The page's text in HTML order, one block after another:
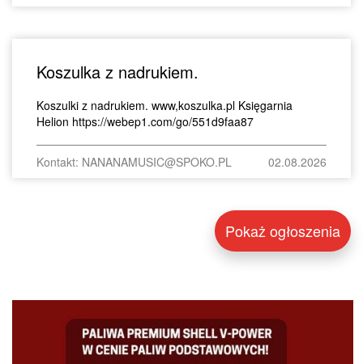
Koszulka z nadrukiem.
Koszulki z nadrukiem. www,koszulka.pl Księgarnia
Helion https://webep1.com/go/551d9faa87
Kontakt: NANANAMUSIC@SPOKO.PL 02.08.2026
Pokaż ogłoszenia